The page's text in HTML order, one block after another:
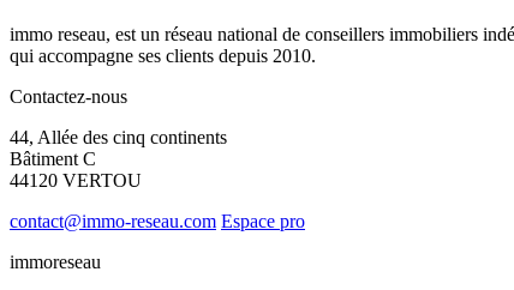
immo reseau, est un réseau national de conseillers immobiliers
qui accompagne ses clients depuis 2010.
Contactez-nous
44, Allée des cinq continents
Bâtiment C
44120 VERTOU
contact@immo-reseau.com Espace pro
immoreseau